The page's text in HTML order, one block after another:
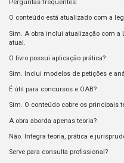
Perguntas frequentes:
O conteúdo está atualizado com a
Sim. A obra inclui atualização com a
atual.
O livro possui aplicação prática?
Sim. Inclui modelos de petições e
É útil para concursos e OAB?
Sim. O conteúdo cobre os principais
A obra aborda apenas teoria?
Não. Integra teoria, prática e
Serve para consulta profissional?